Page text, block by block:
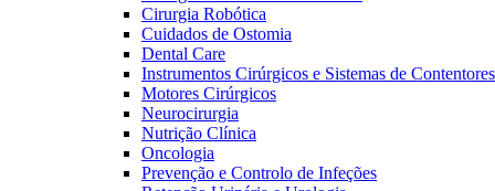
Cirurgia Robótica
Cuidados de Ostomia
Dental Care
Instrumentos Cirúrgicos e Sistemas de
Motores Cirúrgicos
Neurocirurgia
Nutrição Clínica
Oncologia
Prevenção e Controlo de Infeções